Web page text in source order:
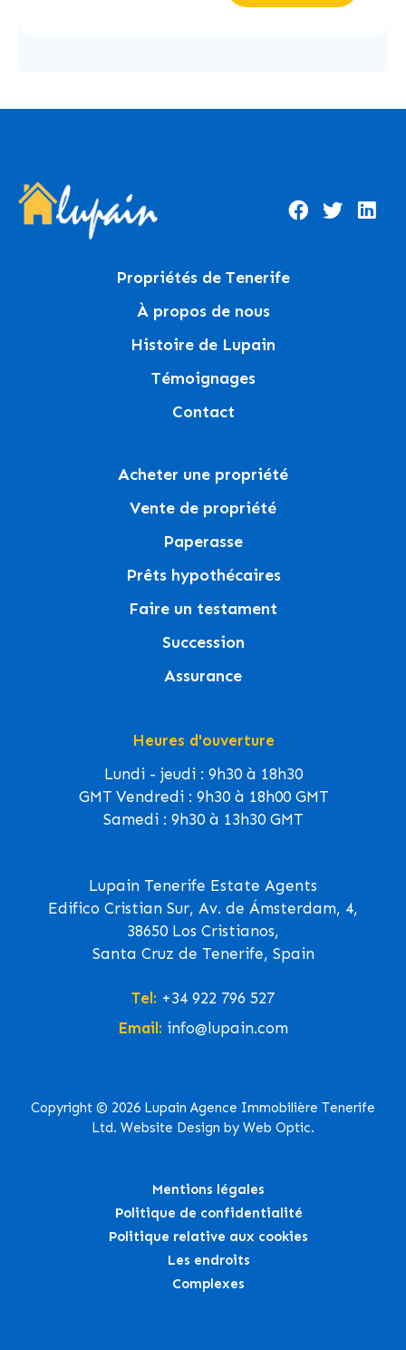
Propriétés de Tenerife
À propos de nous
Histoire de Lupain
Témoignages
Contact
Acheter une propriété
Vente de propriété
Paperasse
Prêts hypothécaires
Faire un testament
Succession
Assurance
Heures d'ouverture
Lundi - jeudi : 9h30 à 18h30
GMT Vendredi : 9h30 à 18h00 GMT
Samedi : 9h30 à 13h30 GMT
Lupain Tenerife Estate Agents
Edifico Cristian Sur, Av. de Ámsterdam, 4,
38650 Los Cristianos,
Santa Cruz de Tenerife, Spain
Tel: +34 922 796 527
Email: info@lupain.com
Copyright © 2026 Lupain Agence Immobilière Tenerife
Ltd. Website Design by Web Optic.
Mentions légales
Politique de confidentialité
Politique relative aux cookies
Les endroits
Complexes